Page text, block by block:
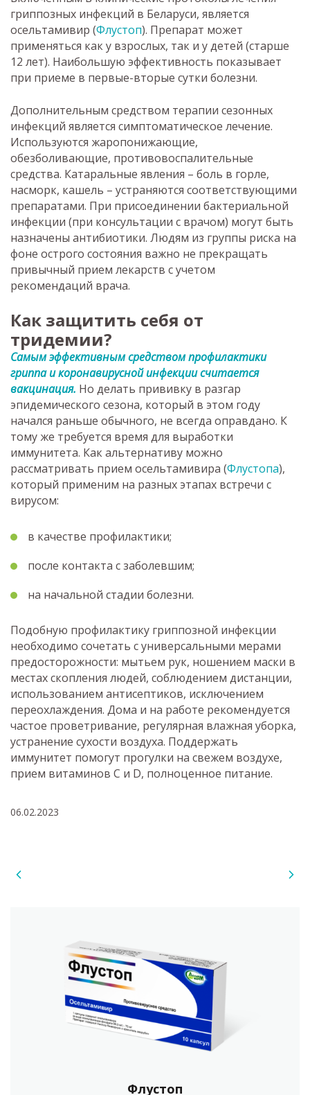
Флустоп
гриппозных инфекций в Беларуси, является
осельтамивир (Флустоп). Препарат может
применяться как у взрослых, так и у детей (старше
12 лет). Наибольшую эффективность показывает
при приеме в первые-вторые сутки болезни.
Дополнительным средством терапии сезонных
инфекций является симптоматическое лечение.
Используются жаропонижающие,
обезболивающие, противовоспалительные
средства. Катаральные явления – боль в горле,
насморк, кашель – устраняются соответствующими
препаратами. При присоединении бактериальной
инфекции (при консультации с врачом) могут быть
назначены антибиотики. Людям из группы риска на
фоне острого состояния важно не прекращать
привычный прием лекарств с учетом
рекомендаций врача.
Как защитить себя от
тридемии?
Самым эффективным средством профилактики
гриппа и коронавирусной инфекции считается
вакцинация. Но делать прививку в разгар
эпидемического сезона, который в этом году
начался раньше обычного, не всегда оправдано. К
тому же требуется время для выработки
иммунитета. Как альтернативу можно
рассматривать прием осельтамивира (Флустопа),
который применим на разных этапах встречи с
вирусом:
в качестве профилактики;
после контакта с заболевшим;
на начальной стадии болезни.
Подобную профилактику гриппозной инфекции
необходимо сочетать с универсальными мерами
предосторожности: мытьем рук, ношением маски в
местах скопления людей, соблюдением дистанции,
использованием антисептиков, исключением
переохлаждения. Дома и на работе рекомендуется
частое проветривание, регулярная влажная уборка,
устранение сухости воздуха. Поддержать
иммунитет помогут прогулки на свежем воздухе,
прием витаминов C и D, полноценное питание.
06.02.2023